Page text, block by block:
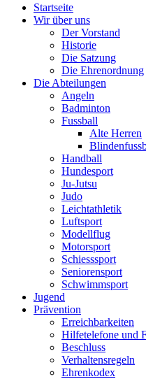
Startseite
Wir über uns
Der Vorstand
Historie
Die Satzung
Die Ehrenordnung
Die Abteilungen
Angeln
Badminton
Fussball
Alte Herren
Handball
Hundesport
Ju-Jutsu
Judo
Leichtathletik
Luftsport
Modellflug
Motorsport
Schiesssport
Seniorensport
Schwimmsport
Jugend
Prävention
Erreichbarkeiten
Hilfetelefone und
Beschluss
Verhaltensregeln
Ehrenkodex